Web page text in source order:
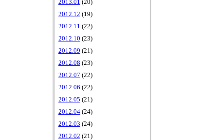
2013.01 (20)
2012.12 (19)
2012.11 (22)
2012.10 (23)
2012.09 (21)
2012.08 (23)
2012.07 (22)
2012.06 (22)
2012.05 (21)
2012.04 (24)
2012.03 (24)
2012.02 (21)